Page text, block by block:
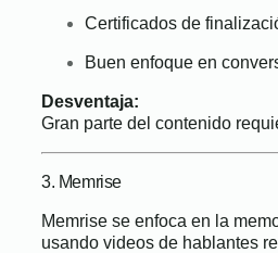
Certificados de
Buen enfoque en
Desventaja:
Gran parte del contenido
3. Memrise
Memrise se enfoca en la
usando videos de hablantes